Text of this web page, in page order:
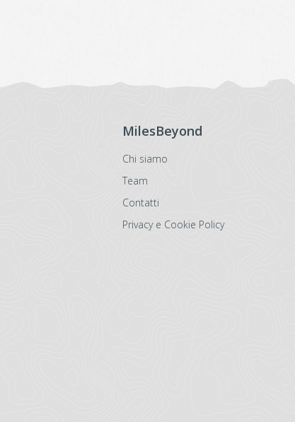
MilesBeyond
Chi siamo
Team
Contatti
Privacy e Cookie Policy